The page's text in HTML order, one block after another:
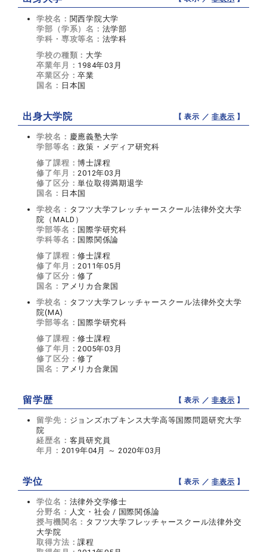
学校名： 関西学院大学
学部（学系）名： 法学部
学科・専攻等名： 法学科
学校の種類： 大学
卒業年月： 1984年03月
卒業区分：卒業
国名： 日本国
出身大学院 【 表示 ／非表示 】
学校名： 慶應義塾大学
学部等名：政策・メディア研究科
修了課程：博士課程
修了年月：2012年03月
修了区分：単位取得満期退学
国名： 日本国
学校名： タフツ大学フレッチャースクール法律外交大学
院（MALD）
学部等名： 国際学研究科
学科等名： 国際関係論
修了課程：修士課程
修了年月：2011年05月
修了区分：修了
国名： アメリカ合衆国
学校名： タフツ大学フレッチャースクール法律外交大学
院(MA)
学部等名： 国際学研究科
修了課程：修士課程
修了年月：2005年03月
修了区分：修了
国名： アメリカ合衆国
留学歴 【 表示 ／非表示 】
留学先： ジョンズホプキンス大学高等国際問題研究大学
院
経歴名： 客員研究員
年月： 2019年04月 ～ 2020年03月
学位 【 表示 ／非表示 】
学位名： 法律外交学修士
分野名： 人文・社会 / 国際関係論
授与機関名： タフツ大学フレッチャースクール法律外交
大学院
取得方法：課程